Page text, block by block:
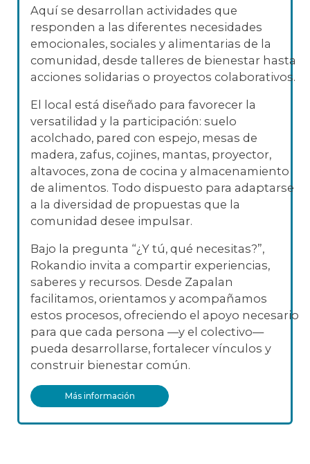
Aquí se desarrollan actividades que
responden a las diferentes necesidades
emocionales, sociales y alimentarias de la
comunidad, desde talleres de bienestar hasta
acciones solidarias o proyectos colaborativos.
El local está diseñado para favorecer la
versatilidad y la participación: suelo
acolchado, pared con espejo, mesas de
madera, zafus, cojines, mantas, proyector,
altavoces, zona de cocina y almacenamiento
de alimentos. Todo dispuesto para adaptarse
a la diversidad de propuestas que la
comunidad desee impulsar.
Bajo la pregunta “¿Y tú, qué necesitas?”,
Rokandio invita a compartir experiencias,
saberes y recursos. Desde Zapalan
facilitamos, orientamos y acompañamos
estos procesos, ofreciendo el apoyo necesario
para que cada persona —y el colectivo—
pueda desarrollarse, fortalecer vínculos y
construir bienestar común.
Más información